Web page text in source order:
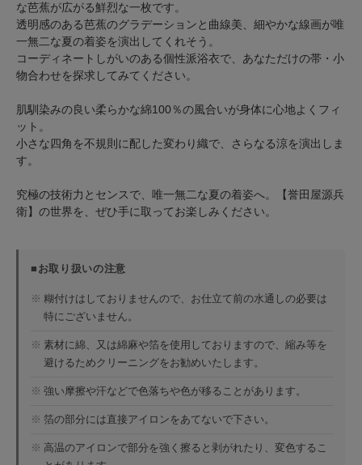
な芭蕉が広がる鮮烈な一枚です。
透明感のある芭蕉のグラデーションと曲線美、細やかな線画が唯
一無二な夏の着姿を演出してくれそう。
コーディネートしがいのある個性派浴衣で、あなただけの帯・小
物合わせを探求してみてください。
肌馴染みの良い柔らかな綿100％の風合いが身体に心地よくフィ
ット。
小さな四角を不規則に配した変わり織で、さらなる涼を演出しま
す。
究極の技術力とセンスで、唯一無二な夏の着姿へ。【誉田屋源兵
衛】の世界を、ぜひ手に取ってお楽しみください。
■お取り扱いの注意
※ 糊付けはしておりませんので、お仕立て前の水通しの必要は
特にございません。
※ 素材に綿、又は綿麻や箔を使用しておりますので、縮み等を
避けるためクリーニングをお勧めいたします。
※ 強い摩擦や汗などで色落ちや色が移ることがあります。
※ 箔の部分には直接アイロンをあてないで下さい。
※ 高温のアイロンで部分を強く擦ると剥がれたり、変色するこ